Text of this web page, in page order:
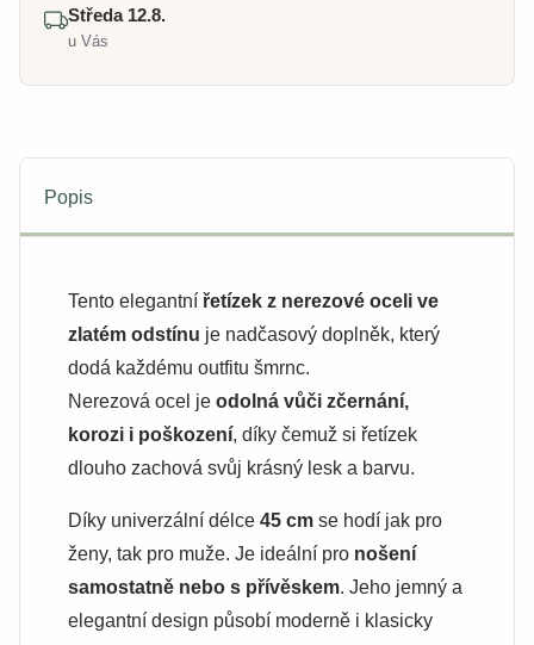
Středa 12.8.
u Vás
Popis
Tento elegantní řetízek z nerezové oceli ve
zlatém odstínu je nadčasový doplněk, který
dodá každému outfitu šmrnc.
Nerezová ocel je odolná vůči zčernání,
korozi i poškození, díky čemuž si řetízek
dlouho zachová svůj krásný lesk a barvu.
Díky univerzální délce 45 cm se hodí jak pro
ženy, tak pro muže. Je ideální pro nošení
samostatně nebo s přívěskem. Jeho jemný a
elegantní design působí moderně i klasicky